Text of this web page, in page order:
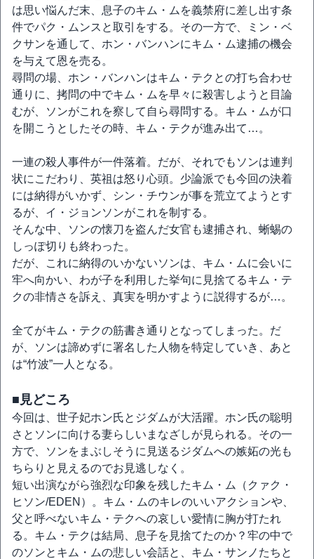
は思い悩んだ末、息子のキム・ムを義禁府に差し出す条
件でパク・ムンスと取引をする。その一方で、ミン・ベ
クサンを通して、ホン・バンハンにキム・ム逮捕の機会
を与えて恩を売る。
尋問の場、ホン・バンハンはキム・テクとの打ち合わせ
通りに、拷問の中でキム・ムを早々に殺害しようと目論
むが、ソンがこれを察して自ら尋問する。キム・ムが口
を開こうとしたその時、キム・テクが進み出て…。
一連の殺人事件が一件落着。だが、それでもソンは連判
状にこだわり、英祖は怒り心頭。少論派でも今回の決着
には納得がいかず、シン・チウンが事を荒立てようとす
るが、イ・ジョンソンがこれを制する。
そんな中、ソンの懐刀を盗んだ女官も逮捕され、蜥蜴の
しっぽ切りも終わった。
だが、これに納得のいかないソンは、キム・ムに会いに
牢へ向かい、わが子を利用した挙句に見捨てるキム・テ
クの非情さを訴え、真実を明かすように説得するが…。
全てがキム・テクの筋書き通りとなってしまった。だ
が、ソンは諦めずに署名した人物を特定していき、あと
は“竹波”一人となる。
■見どころ
今回は、世子妃ホン氏とジダムが大活躍。ホン氏の聡明
さとソンに向ける妻らしいまなざしが見られる。その一
方で、ソンをまぶしそうに見送るジダムへの嫉妬の光も
ちらりと見えるのでお見逃しなく。
短い出演ながら強烈な印象を残したキム・ム（クァク・
ヒソン/EDEN）。キム・ムのキレのいいアクションや、
父と呼べないキム・テクへの哀しい愛情に胸が打たれ
る。キム・テクは結局、息子を見捨てたのか？牢の中で
のソンとキム・ムの悲しい会話と、キム・サンノたちと